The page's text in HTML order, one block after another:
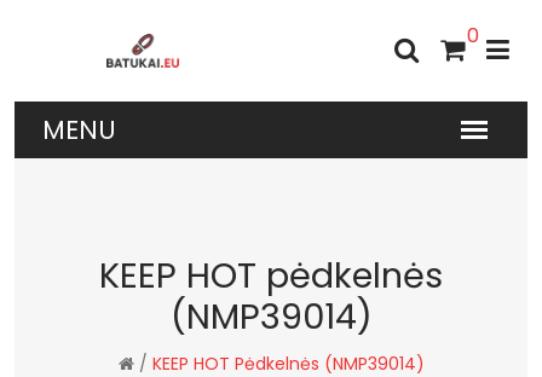
0
KEEP HOT pėdkelnės
(NMP39014)
/ KEEP HOT Pėdkelnės (NMP39014)